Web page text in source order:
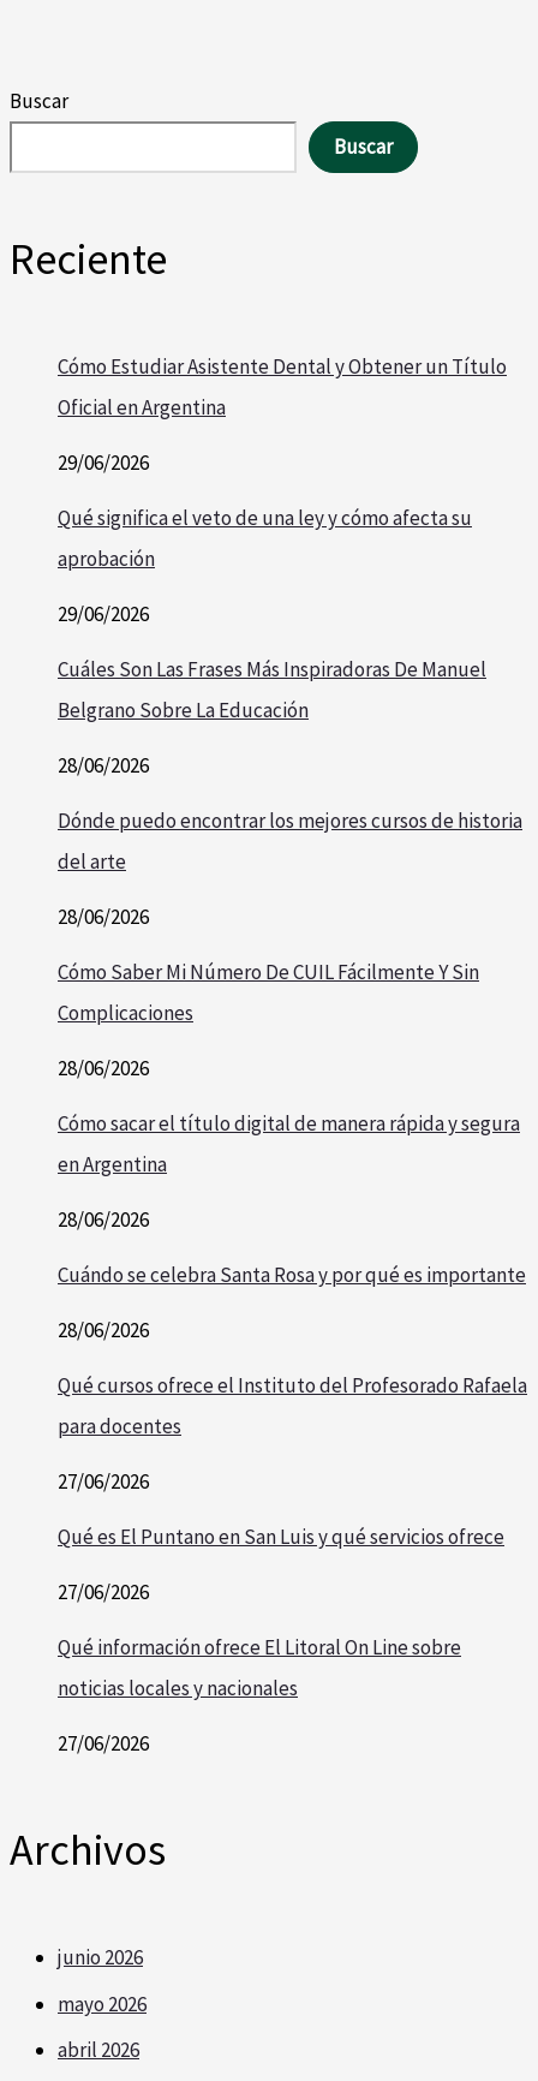
Buscar
Buscar
Reciente
Cómo Estudiar Asistente Dental y Obtener un Título
Oficial en Argentina
29/06/2026
Qué significa el veto de una ley y cómo afecta su
aprobación
29/06/2026
Cuáles Son Las Frases Más Inspiradoras De Manuel
Belgrano Sobre La Educación
28/06/2026
Dónde puedo encontrar los mejores cursos de historia
del arte
28/06/2026
Cómo Saber Mi Número De CUIL Fácilmente Y Sin
Complicaciones
28/06/2026
Cómo sacar el título digital de manera rápida y segura
en Argentina
28/06/2026
Cuándo se celebra Santa Rosa y por qué es importante
28/06/2026
Qué cursos ofrece el Instituto del Profesorado Rafaela
para docentes
27/06/2026
Qué es El Puntano en San Luis y qué servicios ofrece
27/06/2026
Qué información ofrece El Litoral On Line sobre
noticias locales y nacionales
27/06/2026
Archivos
junio 2026
mayo 2026
abril 2026